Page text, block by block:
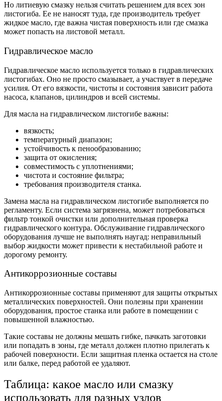
Но литиевую смазку нельзя считать решением для всех зон
листогиба. Ее не наносят туда, где производитель требует
жидкое масло, где важна чистая поверхность или где смазка
может попасть на листовой металл.
Гидравлическое масло
Гидравлическое масло используется только в гидравлических
листогибах. Оно не просто смазывает, а участвует в передаче
усилия. От его вязкости, чистоты и состояния зависит работа
насоса, клапанов, цилиндров и всей системы.
Для масла на гидравлическом листогибе важны:
вязкость;
температурный диапазон;
устойчивость к пенообразованию;
защита от окисления;
совместимость с уплотнениями;
чистота и состояние фильтра;
требования производителя станка.
Замена масла на гидравлическом листогибе выполняется по
регламенту. Если система загрязнена, может потребоваться
фильтр тонкой очистки или дополнительная проверка
гидравлического контура. Обслуживание гидравлического
оборудования лучше не выполнять наугад: неправильный
выбор жидкости может привести к нестабильной работе и
дорогому ремонту.
Антикоррозионные составы
Антикоррозионные составы применяют для защиты открытых
металлических поверхностей. Они полезны при хранении
оборудования, простое станка или работе в помещении с
повышенной влажностью.
Такие составы не должны мешать гибке, пачкать заготовки
или попадать в зоны, где металл должен плотно прилегать к
рабочей поверхности. Если защитная пленка остается на столе
или балке, перед работой ее удаляют.
Таблица: какое масло или смазку
использовать для разных узлов